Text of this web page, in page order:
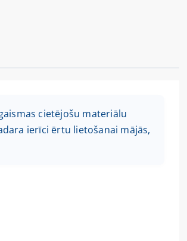
cietējošu materiālu
ierīci ērtu lietošanai mājās,